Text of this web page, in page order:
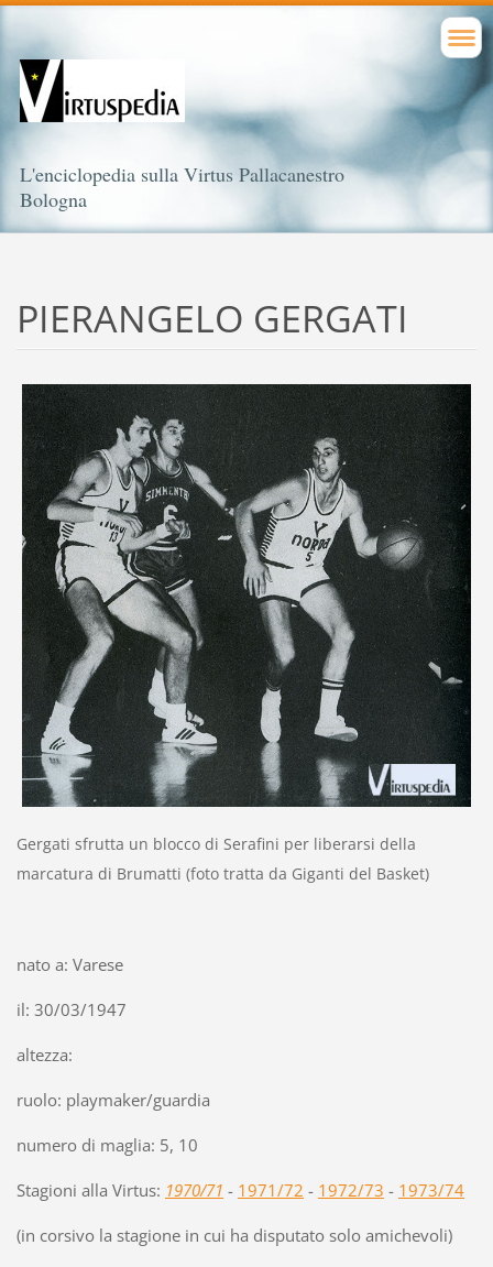
L'enciclopedia sulla Virtus Pallacanestro
Bologna
PIERANGELO GERGATI
Gergati sfrutta un blocco di Serafini per liberarsi della
marcatura di Brumatti (foto tratta da Giganti del Basket)
nato a: Varese
il: 30/03/1947
altezza:
ruolo: playmaker/guardia
numero di maglia: 5, 10
Stagioni alla Virtus: 1970/71 - 1971/72 - 1972/73 - 1973/74
(in corsivo la stagione in cui ha disputato solo amichevoli)